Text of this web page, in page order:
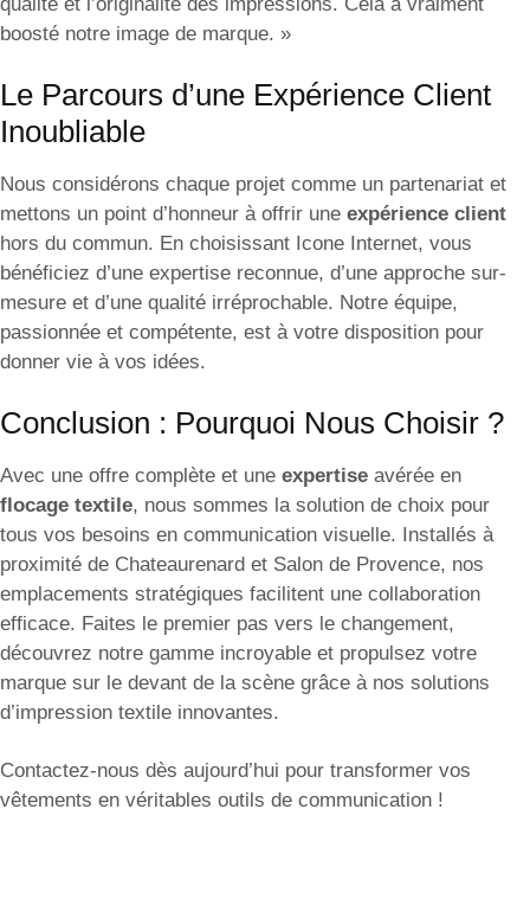
boosté notre image de marque. »
Le Parcours d’une Expérience Client
Inoubliable
Nous considérons chaque projet comme un partenariat et
mettons un point d’honneur à offrir une expérience client
hors du commun. En choisissant Icone Internet, vous
bénéficiez d’une expertise reconnue, d’une approche sur-
mesure et d’une qualité irréprochable. Notre équipe,
passionnée et compétente, est à votre disposition pour
donner vie à vos idées.
Conclusion : Pourquoi Nous Choisir ?
Avec une offre complète et une expertise avérée en
flocage textile, nous sommes la solution de choix pour
tous vos besoins en communication visuelle. Installés à
proximité de Chateaurenard et Salon de Provence, nos
emplacements stratégiques facilitent une collaboration
efficace. Faites le premier pas vers le changement,
découvrez notre gamme incroyable et propulsez votre
marque sur le devant de la scène grâce à nos solutions
d’impression textile innovantes.
Contactez-nous dès aujourd’hui pour transformer vos
vêtements en véritables outils de communication !